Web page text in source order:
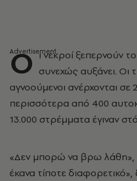
Ο ι νεκροί ξεπερνούν
συνεχώς αυξάνει. Οι
αγνοούμενοι ανέρχονται σε
περισσότερα από 400
13.000 στρέμματα έγιναν
«Δεν μπορώ να βρω λάθη»,
έκανα τίποτε